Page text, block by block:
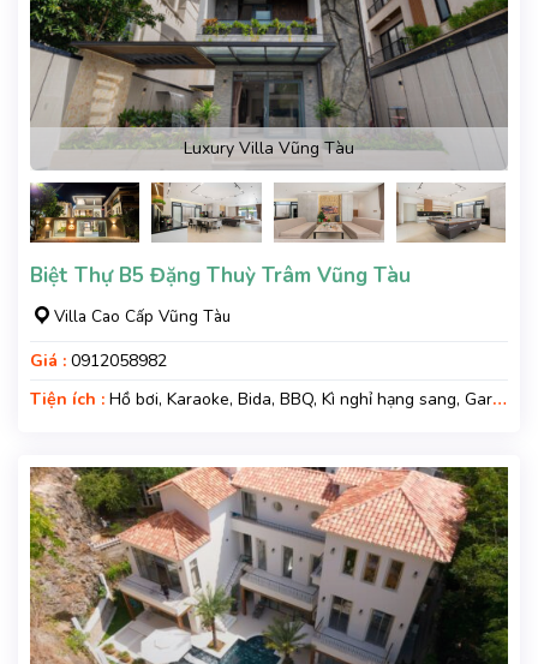
Luxury Villa Vũng Tàu
Biệt Thự B5 Đặng Thuỳ Trâm Vũng Tàu
Villa Cao Cấp Vũng Tàu
Giá : 0912058982
Tiện ích : Hồ bơi, Karaoke, Bida, BBQ, Kì nghỉ hạng sang, Gara